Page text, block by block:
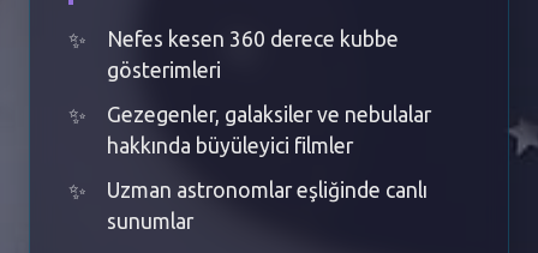
Nefes kesen 360 derece kubbe
gösterimleri
Gezegenler, galaksiler ve nebulalar
hakkında büyüleyici filmler
Uzman astronomlar eşliğinde canlı
sunumlar